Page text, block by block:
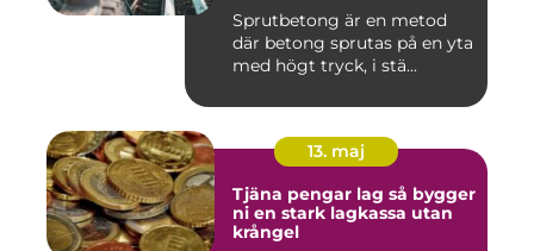
Sprutbetong är en metod
där betong sprutas på en yta
med högt tryck, i stä...
13. maj
Tjäna pengar lag så bygger
ni en stark lagkassa utan
krångel